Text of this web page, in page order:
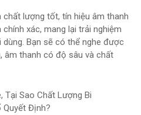
chất lượng tốt, tín hiệu âm thanh
xác, mang lại trải nghiệm
Bạn sẽ có thể nghe được
âm thanh có độ sâu và chất